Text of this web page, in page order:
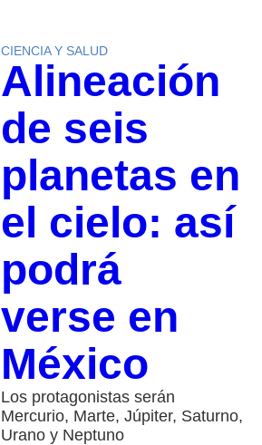
CIENCIA Y SALUD
Alineación
de seis
planetas en
el cielo: así
podrá
verse en
México
Los protagonistas serán
Mercurio, Marte, Júpiter, Saturno,
Urano y Neptuno